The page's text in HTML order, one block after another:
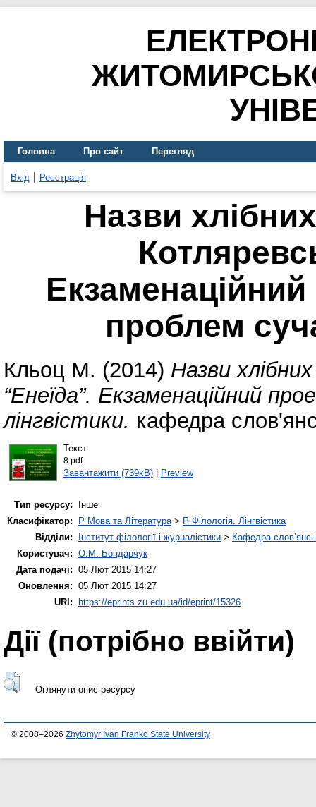
Головна Про сайт Перегляд
Вхід Реєстрація
Назви
проблем
Кльоц М. (2014) Назви
“Енеїда”. Екзаменаційний
лінгвістики. кафедра
Текст
8.pdf
Завантажити (739kB)| Preview
Тип ресурсу:
Інше
Класифікатор:
P Мова та Література> P Філологія. Лінгвістика
Відділи:
Інститут філології і журналістики > Кафедра
Користувач: О.М. Бондарчук
Дата подачі: 05 Лют 2015 14:27
Оновлення: 05 Лют 2015 14:27
URI:
https://eprints.zu.edu.ua/id/eprint/15326
Дії ​​(потрібно ввійти)
Оглянути опис ресурсу
© 2008–2026 Zhytomyr Ivan Franko State University